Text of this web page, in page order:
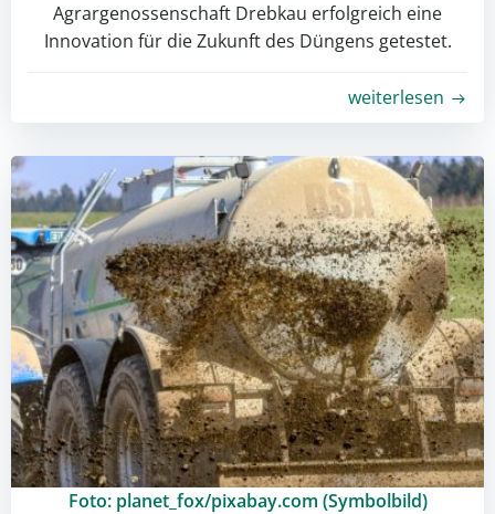
Agrargenossenschaft Drebkau erfolgreich eine
Innovation für die Zukunft des Düngens getestet.
weiterlesen
Foto: planet_fox/pixabay.com (Symbolbild)